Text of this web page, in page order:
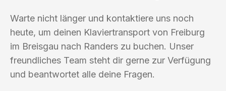
Warte nicht länger und kontaktiere uns noch
heute, um deinen Klaviertransport von Freiburg
im Breisgau nach Randers zu buchen. Unser
freundliches Team steht dir gerne zur Verfügung
und beantwortet alle deine Fragen.